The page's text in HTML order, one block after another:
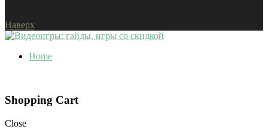
Наверх
Home
Shopping Cart
Close